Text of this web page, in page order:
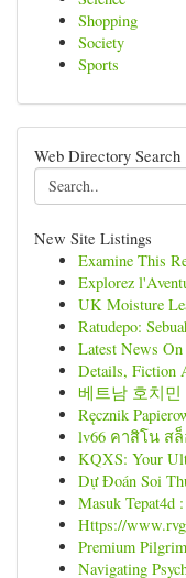
Shopping
Society
Sports
Web Directory Search
New Site Listings
Examine This
Explorez
UK Moisture
Ratudepo:
Latest News
Details, Fiction
베트남 호치
Ręcznik
lv66 คาสิโน ส
KQXS: Your
Dự Đoán Soi
Masuk Tepat4d
Https://
Premium
Navigating